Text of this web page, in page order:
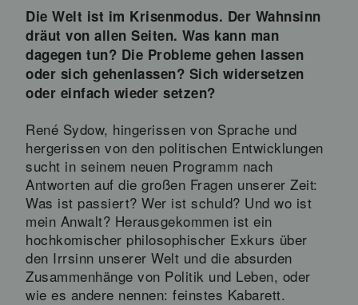
Die Welt ist im Krisenmodus. Der Wahnsinn
dräut von allen Seiten. Was kann man
dagegen tun? Die Probleme gehen lassen
oder sich gehenlassen? Sich widersetzen
oder einfach wieder setzen?
René Sydow, hingerissen von Sprache und
hergerissen von den politischen Entwicklungen
sucht in seinem neuen Programm nach
Antworten auf die großen Fragen unserer Zeit:
Was ist passiert? Wer ist schuld? Und wo ist
mein Anwalt? Herausgekommen ist ein
hochkomischer philosophischer Exkurs über
den Irrsinn unserer Welt und die absurden
Zusammenhänge von Politik und Leben, oder
wie es andere nennen: feinstes Kabarett.